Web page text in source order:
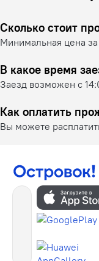
Минимальная цена
Заезд возможен с
Вы можете